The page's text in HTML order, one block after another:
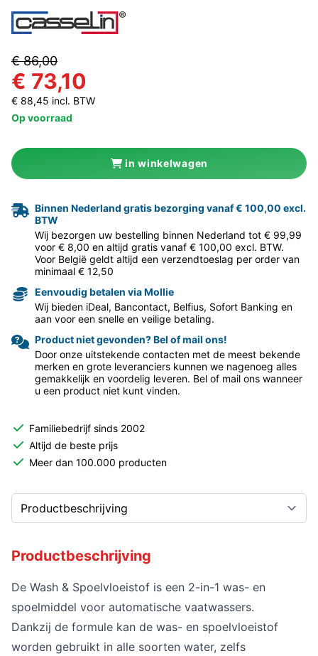
€ 86,00
€ 73,10
€ 88,45 incl. BTW
Op voorraad
in winkelwagen
Binnen Nederland gratis bezorging vanaf € 100,00 excl.
BTW
Wij bezorgen uw bestelling binnen Nederland tot € 99,99
voor € 8,00 en altijd gratis vanaf € 100,00 excl. BTW.
Voor België geldt altijd een verzendtoeslag per order van
minimaal € 12,50
Eenvoudig betalen via Mollie
Wij bieden iDeal, Bancontact, Belfius, Sofort Banking en
aan voor een snelle en veilige betaling.
Product niet gevonden? Bel of mail ons!
Door onze uitstekende contacten met de meest bekende
merken en grote leveranciers kunnen we nagenoeg alles
gemakkelijk en voordelig leveren. Bel of mail ons wanneer
u een product niet kunt vinden.
Familiebedrijf sinds 2002
Altijd de beste prijs
Meer dan 100.000 producten
Productbeschrijving
De Wash & Spoelvloeistof is een 2-in-1 was- en
spoelmiddel voor automatische vaatwassers.
Dankzij de formule kan de was- en spoelvloeistof
worden gebruikt in alle soorten water, zelfs